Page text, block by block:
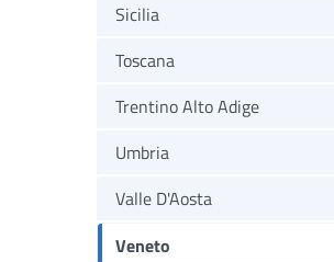
Sicilia
Toscana
Trentino Alto Adige
Umbria
Valle D'Aosta
Veneto